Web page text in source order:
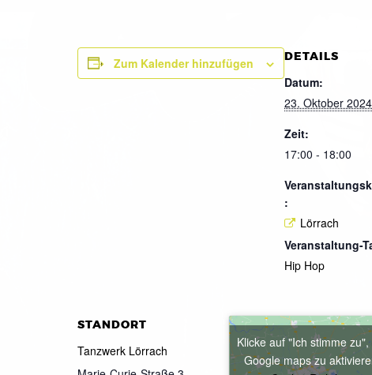
Zum Kalender hinzufügen DETAILS
Datum:
23. Oktober 2024
Zeit:
17:00 - 18:00
:
Lörrach
Veranstaltung-
Hip Hop
STANDORT
Tanzwerk Lörrach
Klicke auf "Ich stimme zu",
Google maps zu